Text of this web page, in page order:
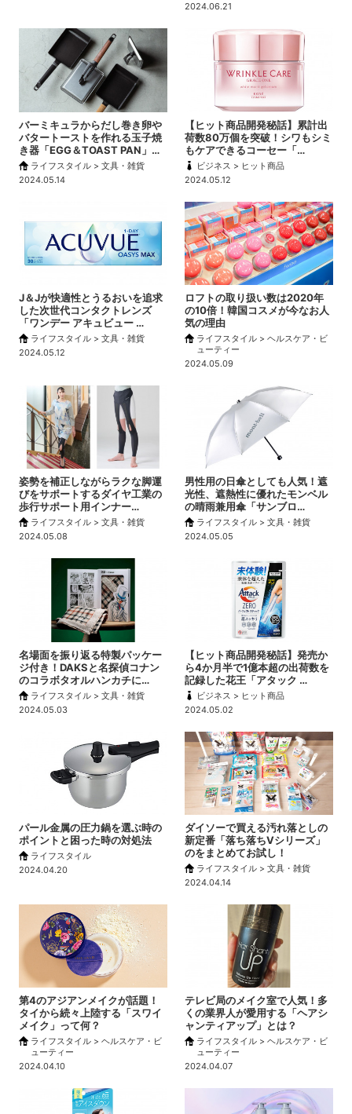
2024.06.21
バーミキュラからだし巻き卵や
バタートーストを作れる玉子焼
き器「EGG＆TOAST PAN」…
ライフスタイル > 文具・雑貨
2024.05.14
【ヒット商品開発秘話】累計出
荷数80万個を突破！シワもシミ
もケアできるコーセー「…
ビジネス > ヒット商品
2024.05.12
J＆Jが快適性とうるおいを追求
した次世代コンタクトレンズ
「ワンデー アキュビュー …
ライフスタイル > 文具・雑貨
2024.05.12
ロフトの取り扱い数は2020年
の10倍！韓国コスメが今なお人
気の理由
ライフスタイル > ヘルスケア・ビ
ューティー
2024.05.09
姿勢を補正しながらラクな脚運
びをサポートするダイヤ工業の
歩行サポート用インナー…
ライフスタイル > 文具・雑貨
2024.05.08
男性用の日傘としても人気！遮
光性、遮熱性に優れたモンベル
の晴雨兼用傘「サンブロ…
ライフスタイル > 文具・雑貨
2024.05.05
名場面を振り返る特製パッケー
ジ付き！DAKSと名探偵コナン
のコラボタオルハンカチに…
ライフスタイル > 文具・雑貨
2024.05.03
【ヒット商品開発秘話】発売か
ら4か月半で1億本超の出荷数を
記録した花王「アタック …
ビジネス > ヒット商品
2024.05.02
パール金属の圧力鍋を選ぶ時の
ポイントと困った時の対処法
ライフスタイル
2024.04.20
ダイソーで買える汚れ落としの
新定番「落ち落ちVシリーズ」
のをまとめてお試し！
ライフスタイル > 文具・雑貨
2024.04.14
第4のアジアンメイクが話題！
タイから続々上陸する「スワイ
メイク」って何？
ライフスタイル > ヘルスケア・ビ
ューティー
2024.04.10
テレビ局のメイク室で人気！多
くの業界人が愛用する「ヘアシ
ャンティアップ」とは？
ライフスタイル > ヘルスケア・ビ
ューティー
2024.04.07